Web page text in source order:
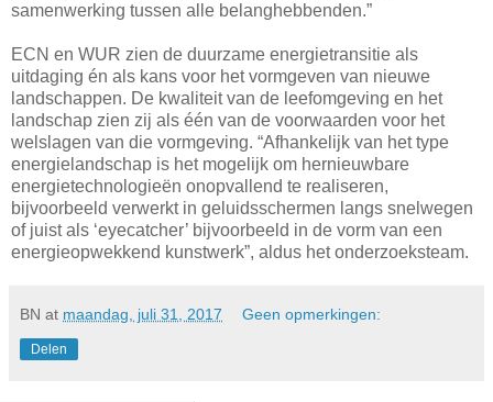
samenwerking tussen alle belanghebbenden.”
ECN en WUR zien de duurzame energietransitie als
uitdaging én als kans voor het vormgeven van nieuwe
landschappen. De kwaliteit van de leefomgeving en het
landschap zien zij als één van de voorwaarden voor het
welslagen van die vormgeving. “Afhankelijk van het type
energielandschap is het mogelijk om hernieuwbare
energietechnologieën onopvallend te realiseren,
bijvoorbeeld verwerkt in geluidsschermen langs snelwegen
of juist als ‘eyecatcher’ bijvoorbeeld in de vorm van een
energieopwekkend kunstwerk”, aldus het onderzoeksteam.
BN at maandag, juli 31, 2017 Geen opmerkingen:
Delen